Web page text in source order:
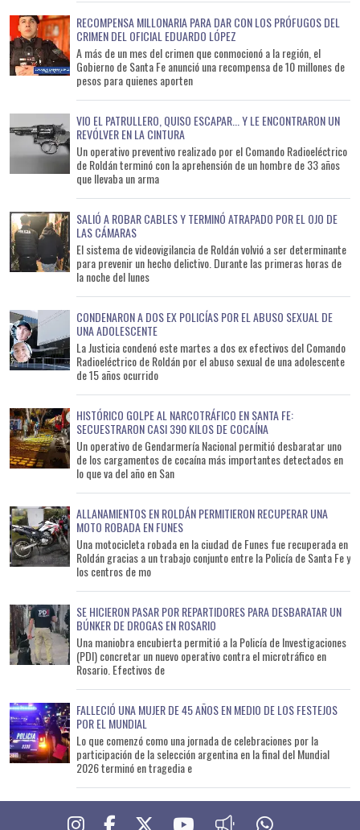
RECOMPENSA MILLONARIA PARA DAR CON LOS PRÓFUGOS DEL
CRIMEN DEL OFICIAL EDUARDO LÓPEZ
A más de un mes del crimen que conmocionó a la región, el
Gobierno de Santa Fe anunció una recompensa de 10 millones de
pesos para quienes aporten
VIO EL PATRULLERO, QUISO ESCAPAR... Y LE ENCONTRARON UN
REVÓLVER EN LA CINTURA
Un operativo preventivo realizado por el Comando Radioeléctrico
de Roldán terminó con la aprehensión de un hombre de 33 años
que llevaba un arma
SALIÓ A ROBAR CABLES Y TERMINÓ ATRAPADO POR EL OJO DE
LAS CÁMARAS
El sistema de videovigilancia de Roldán volvió a ser determinante
para prevenir un hecho delictivo. Durante las primeras horas de
la noche del lunes
CONDENARON A DOS EX POLICÍAS POR EL ABUSO SEXUAL DE
UNA ADOLESCENTE
La Justicia condenó este martes a dos ex efectivos del Comando
Radioeléctrico de Roldán por el abuso sexual de una adolescente
de 15 años ocurrido
HISTÓRICO GOLPE AL NARCOTRÁFICO EN SANTA FE:
SECUESTRARON CASI 390 KILOS DE COCAÍNA
Un operativo de Gendarmería Nacional permitió desbaratar uno
de los cargamentos de cocaína más importantes detectados en
lo que va del año en San
ALLANAMIENTOS EN ROLDÁN PERMITIERON RECUPERAR UNA
MOTO ROBADA EN FUNES
Una motocicleta robada en la ciudad de Funes fue recuperada en
Roldán gracias a un trabajo conjunto entre la Policía de Santa Fe y
los centros de mo
SE HICIERON PASAR POR REPARTIDORES PARA DESBARATAR UN
BÚNKER DE DROGAS EN ROSARIO
Una maniobra encubierta permitió a la Policía de Investigaciones
(PDI) concretar un nuevo operativo contra el microtráfico en
Rosario. Efectivos de
FALLECIÓ UNA MUJER DE 45 AÑOS EN MEDIO DE LOS FESTEJOS
POR EL MUNDIAL
Lo que comenzó como una jornada de celebraciones por la
participación de la selección argentina en la final del Mundial
2026 terminó en tragedia e